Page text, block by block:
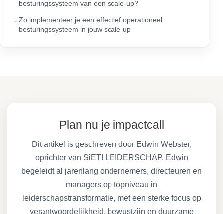
besturingssysteem van een scale-up?
Zo implementeer je een effectief operationeel
besturingssysteem in jouw scale-up
Plan nu je impactcall
Dit artikel is geschreven door Edwin Webster,
oprichter van SiET! LEIDERSCHAP. Edwin
begeleidt al jarenlang ondernemers, directeuren en
managers op topniveau in
leiderschapstransformatie, met een sterke focus op
verantwoordelijkheid, bewustzijn en duurzame